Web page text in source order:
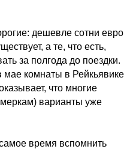
дешевле сотни евро
а те, что есть,
за полгода до поездки.
мае комнаты в Рейкьявике
что многие
варианты уже
время вспомнить